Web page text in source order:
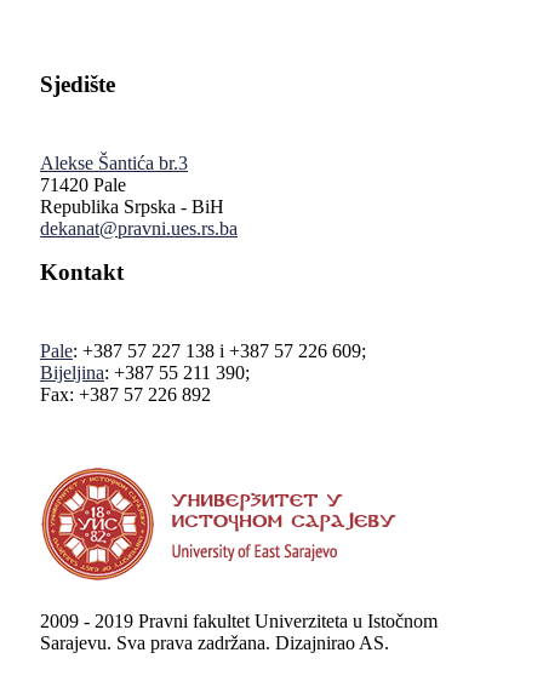
Sjedište
Alekse Šantića br.3
71420 Pale
Republika Srpska - BiH
dekanat@pravni.ues.rs.ba
Kontakt
Pale: +387 57 227 138 i +387 57 226 609;
Bijeljina: +387 55 211 390;
Fax: +387 57 226 892
2009 - 2019 Pravni fakultet Univerziteta u Istočnom
Sarajevu. Sva prava zadržana. Dizajnirao AS.